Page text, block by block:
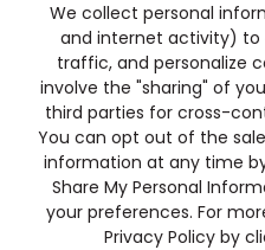
We collect personal
and internet activity) to
traffic, and personalize
involve the "sharing" of
third parties for cross-
You can opt out of the
information at any time
Share My Personal
your preferences. For
Privacy Policy by